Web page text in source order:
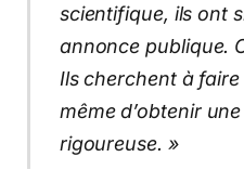
scientifique, ils ont
annonce publique.
Ils cherchent à
même d’obtenir
rigoureuse. »